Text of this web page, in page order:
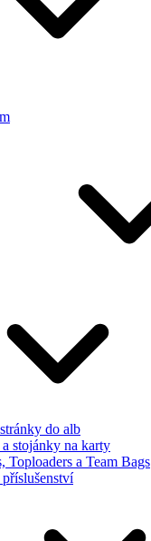
do alb
stojánky na karty
Toploaders a Team Bags